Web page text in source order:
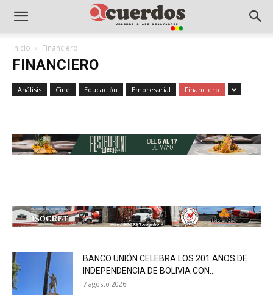
Inicio Financiero
FINANCIERO
Análisis Cine Educación Empresarial Financiero
BANCO UNIÓN CELEBRA LOS 201 AÑOS DE
INDEPENDENCIA DE BOLIVIA CON...
7 agosto 2026